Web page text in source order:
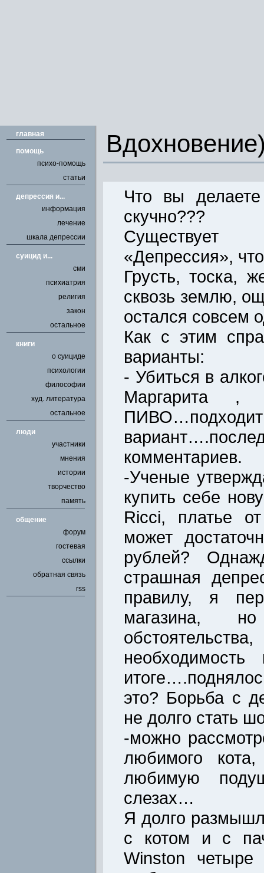
главная
помощь
психо-помощь
статьи
депрессия и...
информация
лечение
шкала депрессии
cуицид и...
сми
психиатрия
религия
закон
остальное
книги
о суициде
психологии
философии
худ. литература
остальное
люди
участники
мнения
истории
творчество
память
общение
форум
гостевая
ссылки
обратная связь
rss
Что вы
скучно???
«Депрессия»,
Грусть, тоска,
сквозь землю,
остался совсем
Как с этим
варианты:
- Убиться в
Маргарита ,
комментариев.
-Ученые
купить себе
Ricci, платье
может
рублей?
страшная
правилу, я
магазина,
необходимость
это? Борьба с
не долго стать
-можно
любимого
любимую
слезах…
Я долго
с котом и с
Winston